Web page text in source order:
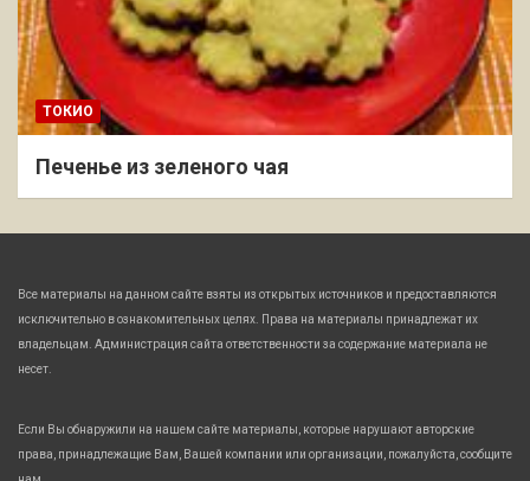
ТОКИО
Печенье из зеленого чая
Все материалы на данном сайте взяты из открытых источников и предоставляются
исключительно в ознакомительных целях. Права на материалы принадлежат их
владельцам. Администрация сайта ответственности за содержание материала не
несет.
Если Вы обнаружили на нашем сайте материалы, которые нарушают авторские
права, принадлежащие Вам, Вашей компании или организации, пожалуйста, сообщите